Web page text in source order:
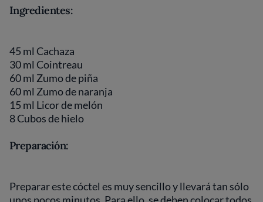
Ingredientes:
45 ml Cachaza
30 ml Cointreau
60 ml Zumo de piña
60 ml Zumo de naranja
15 ml Licor de melón
8 Cubos de hielo
Preparación:
Preparar este cóctel es muy sencillo y llevará tan sólo